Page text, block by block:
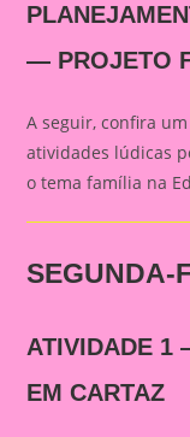
— PROJETO
A seguir, confira
atividades lúdicas
o tema família na
SEGUNDA-
ATIVIDADE 1
EM CARTAZ